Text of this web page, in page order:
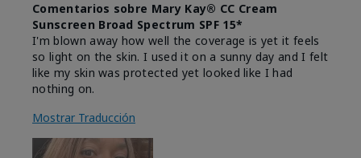
Comentarios sobre Mary Kay® CC Cream
Sunscreen Broad Spectrum SPF 15*
I'm blown away how well the coverage is yet it feels
so light on the skin. I used it on a sunny day and I felt
like my skin was protected yet looked like I had
nothing on.
Mostrar Traducción